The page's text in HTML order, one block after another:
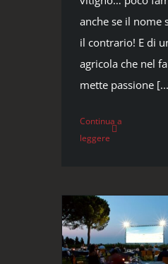
anche se il nome
il contrario! E di
agricola che nel
mette passione
Continua a
leggere